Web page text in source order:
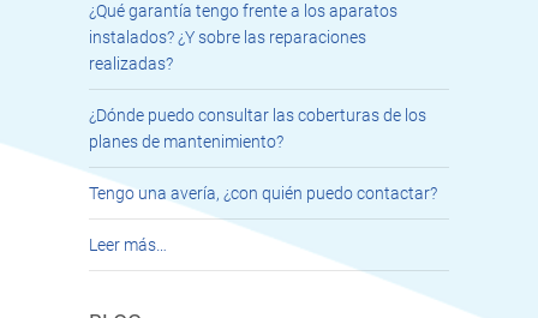
¿Qué garantía tengo frente a los aparatos
instalados? ¿Y sobre las reparaciones
realizadas?
¿Dónde puedo consultar las coberturas de los
planes de mantenimiento?
Tengo una avería, ¿con quién puedo contactar?
Leer más…